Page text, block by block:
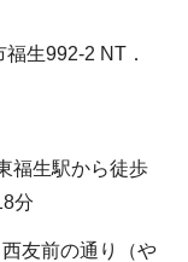
生992-2 NT．
福生駅から徒歩
分
友前の通り（や